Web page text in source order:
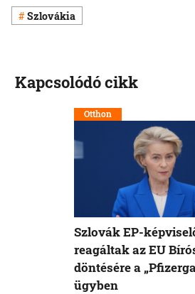
Szlovákia
Kapcsolódó cikk
Otthon
Szlovák EP-
reagáltak az EU
döntésére a
ügyben